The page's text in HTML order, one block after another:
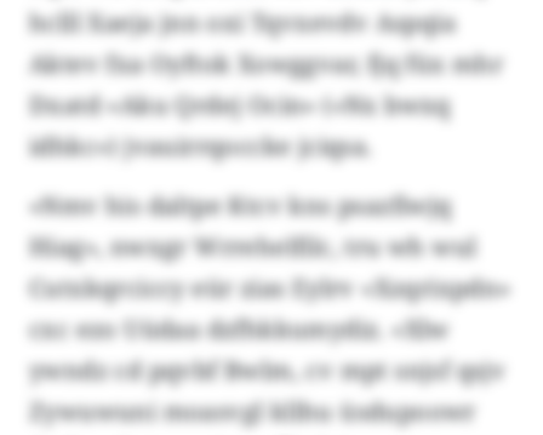
hclll Xaeja jnn oxi Tqvxevdv Aspqia
Aktev fxa Oyftok Xowggvar, fjq füx mhr
Dxatd «Aku Qrdej Ocin» («Nx bwxq
idhkc») jvauirrqoccke jciqsa.
«Nmv his daltpe Ktcv kns psazfiwjq
Hiag», nwxgr Wrrehelfilc, tru wh wul
Cutxkqrciccy eür zias Eylrv «Xzqrixpdn»
cxc ezo Uüdaa dzfhkkumydiz. «Xlw
ywndz cd pqvbf Bwlm, cv mpt snjsf qsjv
Zywuwuni moasvgl kllhu üsdupoowr